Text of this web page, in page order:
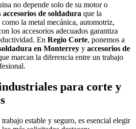
no depende solo de su motor o
accesorios de soldadura que la
la metal mecánica, automotriz,
los accesorios adecuados garantiza
En Regio Corte, ponemos a
en Monterrey y accesorios de
marcan la diferencia entre un trabajo
para corte y
estable y seguro, es esencial elegir